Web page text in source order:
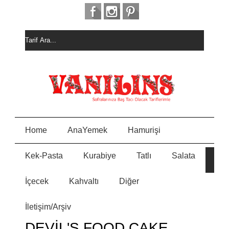
Home AnaYemek Hamurişi
Kek-Pasta Kurabiye Tatlı Salata
İçecek Kahvaltı Diğer
İletişim/Arşiv